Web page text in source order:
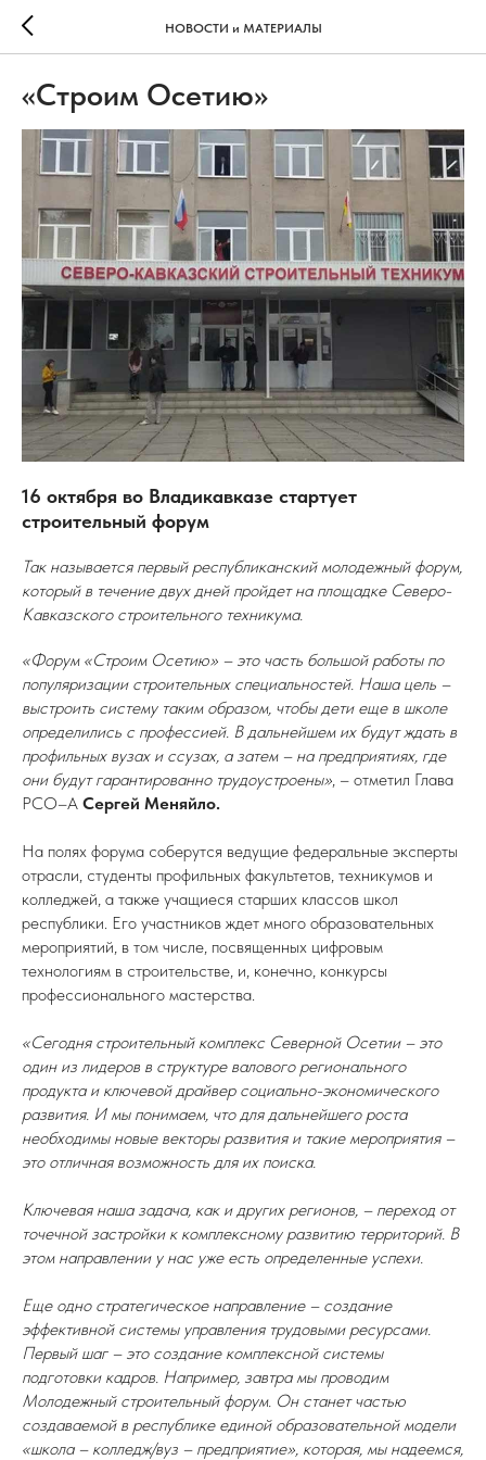
НОВОСТИ и МАТЕРИАЛЫ
«Строим Осетию»
16 октября во Владикавказе стартует
строительный форум
Так называется первый республиканский молодежный форум,
который в течение двух дней пройдет на площадке Северо-
Кавказского строительного техникума.
«Форум «Строим Осетию» – это часть большой работы по
популяризации строительных специальностей. Наша цель –
выстроить систему таким образом, чтобы дети еще в школе
определились с профессией. В дальнейшем их будут ждать в
профильных вузах и ссузах, а затем – на предприятиях, где
они будут гарантированно трудоустроены», – отметил Глава
РСО–А Сергей Меняйло.
На полях форума соберутся ведущие федеральные эксперты
отрасли, студенты профильных факультетов, техникумов и
колледжей, а также учащиеся старших классов школ
республики. Его участников ждет много образовательных
мероприятий, в том числе, посвященных цифровым
технологиям в строительстве, и, конечно, конкурсы
профессионального мастерства.
«Сегодня строительный комплекс Северной Осетии – это
один из лидеров в структуре валового регионального
продукта и ключевой драйвер социально-экономического
развития. И мы понимаем, что для дальнейшего роста
необходимы новые векторы развития и такие мероприятия –
это отличная возможность для их поиска.
Ключевая наша задача, как и других регионов, – переход от
точечной застройки к комплексному развитию территорий. В
этом направлении у нас уже есть определенные успехи.
Еще одно стратегическое направление – создание
эффективной системы управления трудовыми ресурсами.
Первый шаг – это создание комплексной системы
подготовки кадров. Например, завтра мы проводим
Молодежный строительный форум. Он станет частью
создаваемой в республике единой образовательной модели
«школа – колледж/вуз – предприятие», которая, мы надеемся,